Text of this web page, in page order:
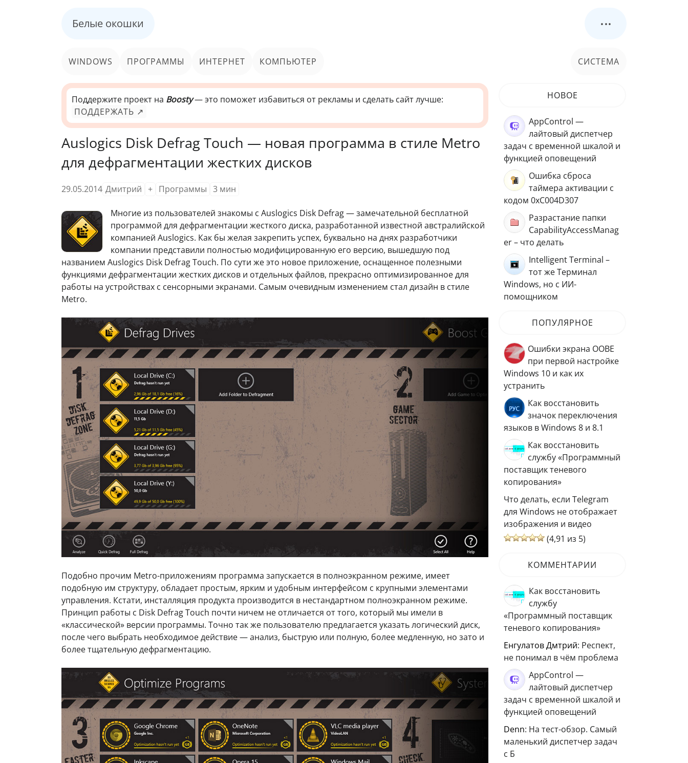
Белые окошки ...
WINDOWS ПРОГРАММЫ ИНТЕРНЕТ КОМПЬЮТЕР СИСТЕМА
Поддержите проект на Boosty— это поможет избавиться от рекламы и сделать сайт лучше:
ПОДДЕРЖАТЬ ↗
Auslogics Disk Defrag Touch — новая программа в стиле Metro
для дефрагментации жестких дисков
29.05.2014 Дмитрий + Программы 3 мин
Многие из пользователей знакомы с Auslogics Disk Defrag — замечательной бесплатной
программой для дефрагментации жесткого диска, разработанной известной австралийской
компанией Auslogics. Как бы желая закрепить успех, буквально на днях разработчики
компании представили полностью модифицированную его версию, вышедшую под
названием Auslogics Disk Defrag Touch. По сути же это новое приложение, оснащенное полезными
функциями дефрагментации жестких дисков и отдельных файлов, прекрасно оптимизированное для
работы на устройствах с сенсорными экранами. Самым очевидным изменением стал дизайн в стиле
Metro.
Подобно прочим Metro-приложениям программа запускается в полноэкранном режиме, имеет
подобную им структуру, обладает простым, ярким и удобным интерфейсом с крупными элементами
управления. Кстати, инсталляция продукта производится в нестандартном полноэкранном режиме.
Принцип работы с Disk Defrag Touch почти ничем не отличается от того, который мы имели в
«классической» версии программы. Точно так же пользователю предлагается указать логический диск,
после чего выбрать необходимое действие — анализ, быструю или полную, более медленную, но зато и
более тщательную дефрагментацию.
НОВОЕ
AppControl —
лайтовый диспетчер
задач с временной шкалой и
функцией оповещений
Ошибка сброса
таймера активации с
кодом 0xC004D307
Разрастание папки
CapabilityAccessManag
er – что делать
Intelligent Terminal –
тот же Терминал
Windows, но с ИИ-
помощником
ПОПУЛЯРНОЕ
Ошибки экрана OOBE
при первой настройке
Windows 10 и как их
устранить
Как восстановить
значок переключения
языков в Windows 8 и 8.1
Как восстановить
службу «Программный
поставщик теневого
копирования»
Что делать, если Telegram
для Windows не отображает
изображения и видео
(4,91 из 5)
КОММЕНТАРИИ
Как восстановить
службу
«Программный поставщик
теневого копирования»
Енгулатов Дмтрий: Респект,
не понимал в чём проблема
AppControl —
лайтовый диспетчер
задач с временной шкалой и
функцией оповещений
Denn: На тест-обзор. Самый
маленький диспетчер задач
с Б